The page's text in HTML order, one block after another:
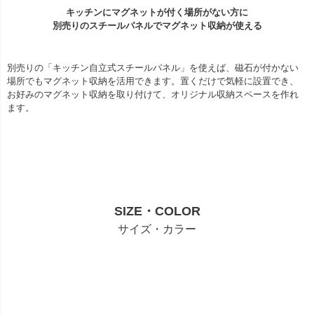
キッチンにマグネットが付く場所がない方に
別売りのスチールパネルでマグネット収納が使える
別売りの「キッチン自立式スチールパネル」を使えば、磁石が付かない
場所でもマグネット収納を活用できます。置くだけで気軽に設置でき、
お好みのマグネット収納を取り付けて、オリジナル収納スペースを作れ
ます。
SIZE・COLOR
サイズ・カラー